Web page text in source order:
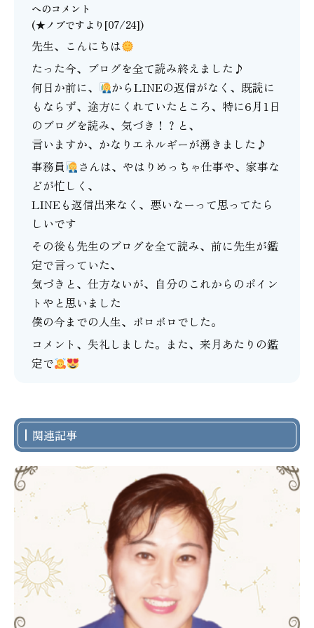
へのコメント
(★ノブですより[07/24])
先生、こんにちは
たった今、ブログを全て読み終えました♪
何日か前に、
からLINEの返信がなく、既読に
もならず、途方にくれていたところ、特に6月1日
のブログを読み、気づき！？と、
言いますか、かなりエネルギーが湧きました♪
事務員
さんは、やはりめっちゃ仕事や、家事な
どが忙しく、
LINEも返信出来なく、悪いなーって思ってたら
しいです
その後も先生のブログを全て読み、前に先生が鑑
定で言っていた、
気づきと、仕方ないが、自分のこれからのポイン
トやと思いました
僕の今までの人生、ボロボロでした。
コメント、失礼しました。また、来月あたりの鑑
定で
関連記事